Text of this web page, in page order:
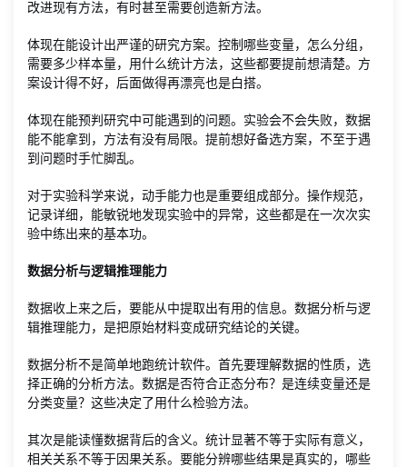
改进现有方法，有时甚至需要创造新方法。
体现在能设计出严谨的研究方案。控制哪些变量，怎么分组，
需要多少样本量，用什么统计方法，这些都要提前想清楚。方
案设计得不好，后面做得再漂亮也是白搭。
体现在能预判研究中可能遇到的问题。实验会不会失败，数据
能不能拿到，方法有没有局限。提前想好备选方案，不至于遇
到问题时手忙脚乱。
对于实验科学来说，动手能力也是重要组成部分。操作规范，
记录详细，能敏锐地发现实验中的异常，这些都是在一次次实
验中练出来的基本功。
数据分析与逻辑推理能力
数据收上来之后，要能从中提取出有用的信息。数据分析与逻
辑推理能力，是把原始材料变成研究结论的关键。
数据分析不是简单地跑统计软件。首先要理解数据的性质，选
择正确的分析方法。数据是否符合正态分布？是连续变量还是
分类变量？这些决定了用什么检验方法。
其次是能读懂数据背后的含义。统计显著不等于实际有意义，
相关关系不等于因果关系。要能分辨哪些结果是真实的，哪些